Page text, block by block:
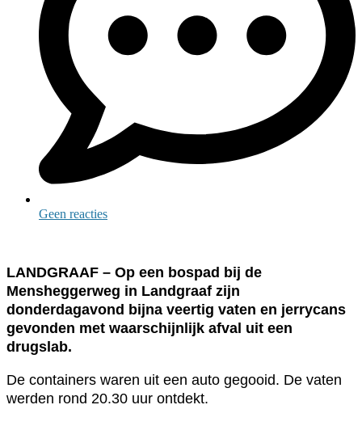
Geen reacties
LANDGRAAF – Op een bospad bij de
Mensheggerweg in Landgraaf zijn
donderdagavond bijna veertig vaten en jerrycans
gevonden met waarschijnlijk afval uit een
drugslab.
De containers waren uit een auto gegooid. De vaten
werden rond 20.30 uur ontdekt.